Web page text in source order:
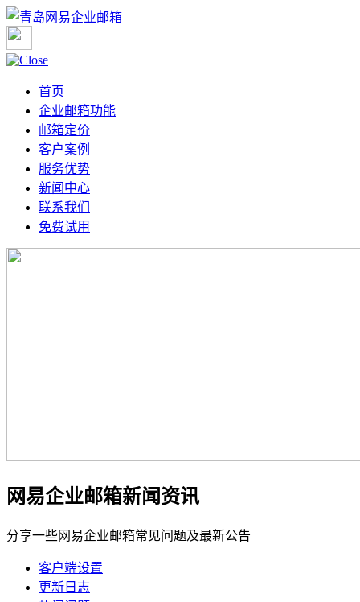
首页
企业邮箱功能
邮箱定价
客户案例
服务优势
新闻中心
联系我们
免费试用
网易企业邮箱新闻资讯
分享一些网易企业邮箱常见问题及最新公告
客户端设置
更新日志